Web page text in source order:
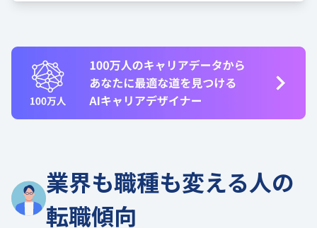
業界も職種も変える人の
転職傾向